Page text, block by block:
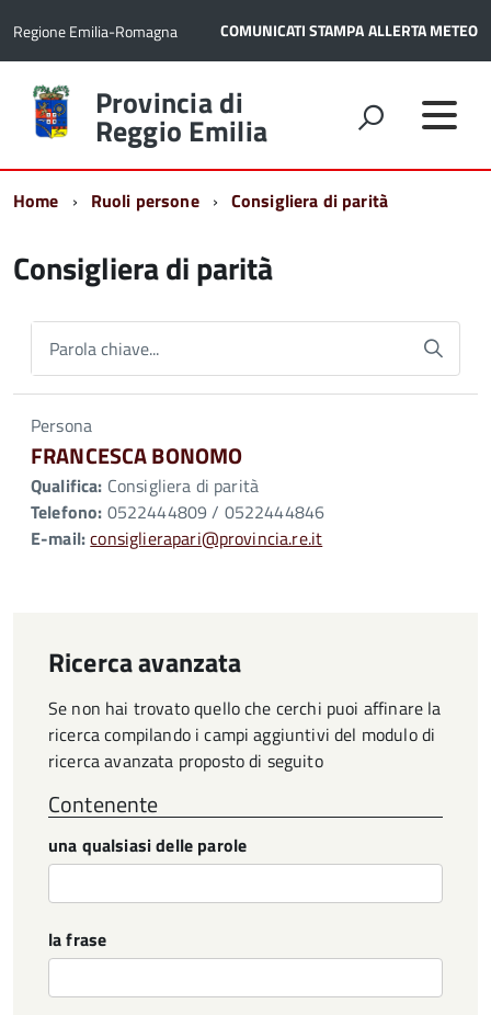
Regione Emilia-Romagna COMUNICATI STAMPAALLERTA METEO
Torna
alla
home
Provincia di
Reggio Emilia
Home Ruoli persone Consigliera di parità
Consigliera di parità
Parola chiave...
Persona
FRANCESCA BONOMO
Qualifica: Consigliera di parità
Telefono: 0522444809 / 0522444846
E-mail:consiglierapari@provincia.re.it
Ricerca avanzata
Se non hai trovato quello che cerchi puoi affinare la
ricerca compilando i campi aggiuntivi del modulo di
ricerca avanzata proposto di seguito
Contenente
una qualsiasi delle parole
la frase